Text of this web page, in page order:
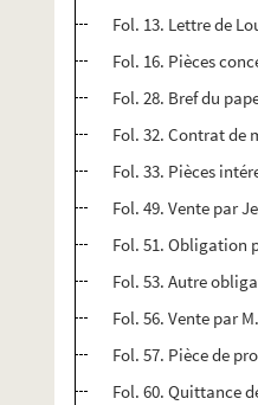
Fol. 13. Lettre de
Fol. 16. Pièces
Fol. 28. Bref du
Fol. 32. Contrat de
Fol. 33. Pièces
Fol. 49. Vente par
Fol. 51. Obligation
Fol. 53. Autre
Fol. 56. Vente par
Fol. 57. Pièce de
Fol. 60. Quittance